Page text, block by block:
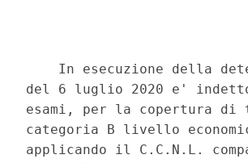
In esecuzione della
del 6 luglio 2020 e'
esami, per la copertura
categoria B livello
applicando il C.C.N.L.